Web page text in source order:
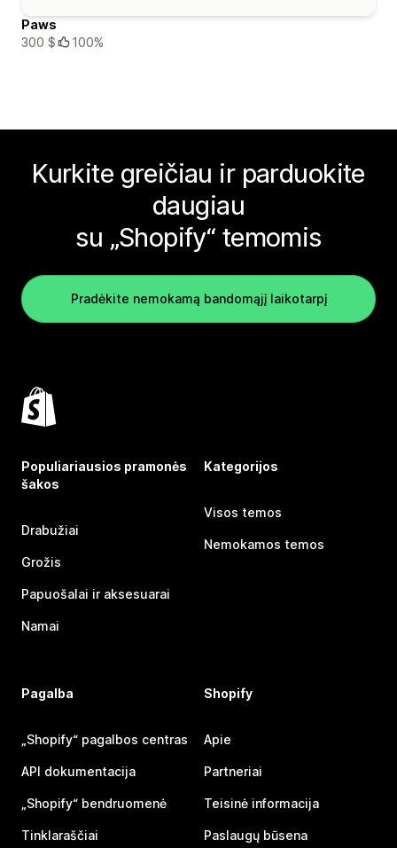
Paws
300 $
100%
Kurkite greičiau ir parduokite
daugiau
su „Shopify“ temomis
Pradėkite nemokamą bandomąjį laikotarpį
Populiariausios pramonės
šakos
Drabužiai
Grožis
Papuošalai ir aksesuarai
Namai
Kategorijos
Visos temos
Nemokamos temos
Pagalba
„Shopify“ pagalbos centras
API dokumentacija
„Shopify“ bendruomenė
Tinklaraščiai
Shopify
Apie
Partneriai
Teisinė informacija
Paslaugų būsena